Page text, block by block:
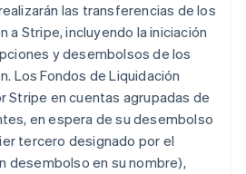
las transferencias de los
a Stripe, incluyendo la iniciación
y desembolsos de los
Los Fondos de Liquidación
Stripe en cuentas agrupadas de
en espera de su desembolso
tercero designado por el
desembolso en su nombre),